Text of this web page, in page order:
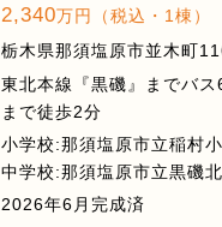
2,340万円（税込・1棟）
栃木県那須塩原市並木町
東北本線『黒磯』までバス
まで徒歩2分
小学校:那須塩原市立稲村
中学校:那須塩原市立黒磯
2026年6月完成済